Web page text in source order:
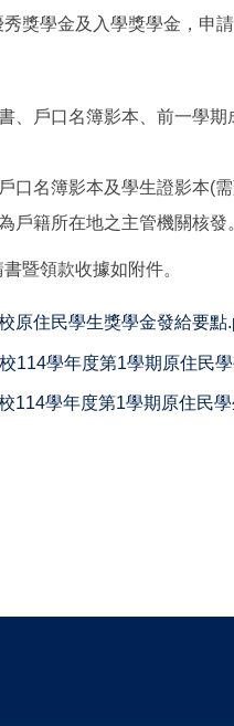
獎學金及入學獎學金，申請
、戶口名簿影本、前一學
口名簿影本及學生證影本(
戶籍所在地之主管機關核發
暨領款收據如附件。
原住民學生獎學金發給要點
114學年度第1學期原住民
114學年度第1學期原住民